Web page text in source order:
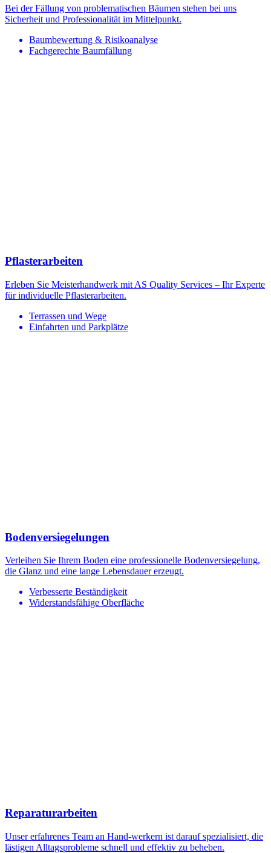
Bei der Fällung von problematischen Bäumen stehen bei uns
Sicherheit und Professionalität im Mittelpunkt.
Baumbewertung & Risikoanalyse
Fachgerechte Baumfällung
Pflasterarbeiten
Erleben Sie Meisterhandwerk mit AS Quality Services – Ihr Experte
für individuelle Pflasterarbeiten.
Terrassen und Wege
Einfahrten und Parkplätze
Bodenversiegelungen
Verleihen Sie Ihrem Boden eine professionelle Bodenversiegelung,
die Glanz und eine lange Lebensdauer erzeugt.
Verbesserte Beständigkeit
Widerstandsfähige Oberfläche
Reparaturarbeiten
Unser erfahrenes Team an Hand-werkern ist darauf spezialisiert, die
lästigen Alltagsprobleme schnell und effektiv zu beheben.